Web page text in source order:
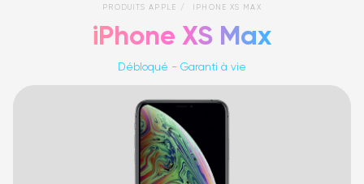
PRODUITS APPLE IPHONE XS MAX
iPhone XS Max
Débloqué - Garanti à vie